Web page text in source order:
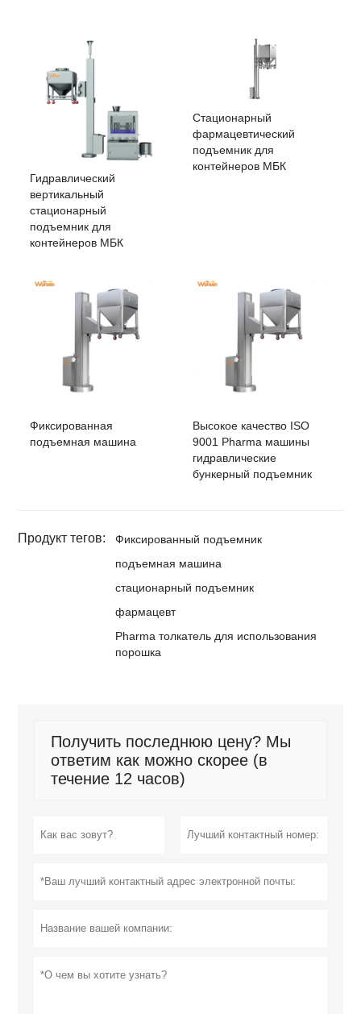
Гидравлический
вертикальный
стационарный
подъемник для
контейнеров МБК
Стационарный
фармацевтический
подъемник для
контейнеров МБК
Фиксированная
подъемная машина
Высокое качество ISO
9001 Pharma машины
гидравлические
бункерный подъемник
Продукт тегов:
Фиксированный подъемник
подъемная машина
стационарный подъемник
фармацевт
Pharma толкатель для использования
порошка
Получить последнюю цену? Мы
ответим как можно скорее (в
течение 12 часов)